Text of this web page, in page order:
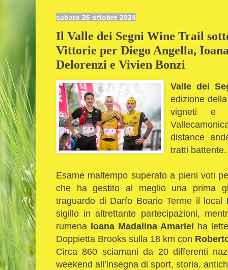
sabato 26 ottobre 2024
Il Valle dei Segni Wine Trail
Vittorie per Diego Angella,
Delorenzi e Vivien Bonzi
Valle dei
edizione
vigneti e i
distance
tratti
Esame maltempo superato a pieni voti
che ha gestito al meglio una prima
traguardo di Darfo Boario Terme il local
sigillo in altrettante partecipazioni,
rumena Ioana Madalina Amariei ha
Doppietta Brooks sulla 18 km con
Circa 860 sciamani da 20 differenti
weekend all’insegna di sport, storia,